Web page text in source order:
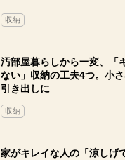
収納
汚部屋暮らしから一変、「
ない」収納の工夫4つ。小
引き出しに
収納
家がキレイな人の「涼しげ